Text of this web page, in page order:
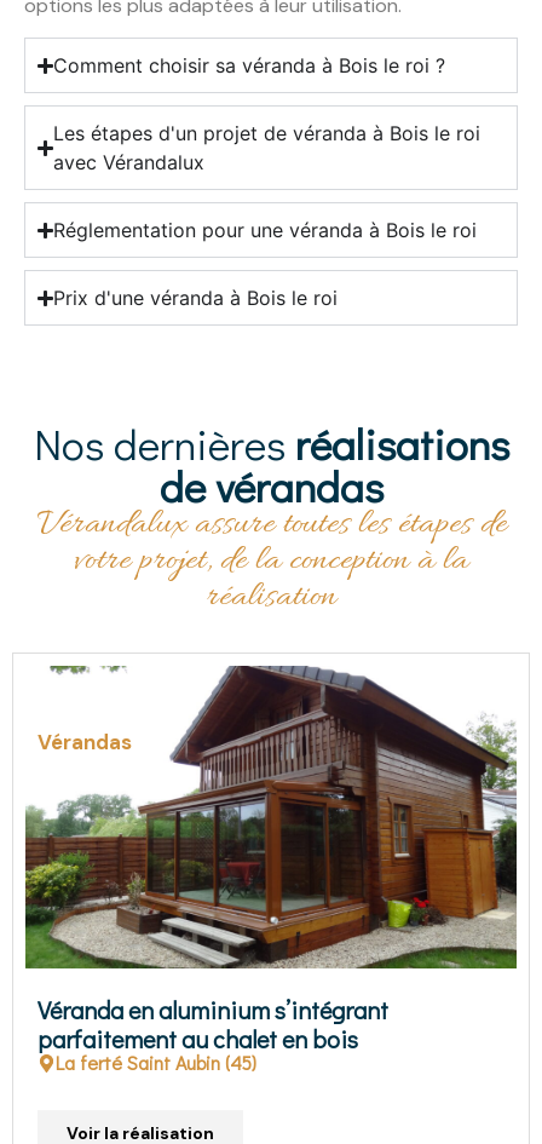
Comment choisir sa véranda à Bois le roi ?
Les étapes d'un projet de véranda à Bois le roi
avec Vérandalux
Réglementation pour une véranda à Bois le roi
Prix d'une véranda à Bois le roi
Nos dernières réalisations
de vérandas
Vérandalux assure toutes les étapes de
votre projet, de la conception à la
réalisation
Vérandas
Véranda avec toiture double pente
Chartres (28)